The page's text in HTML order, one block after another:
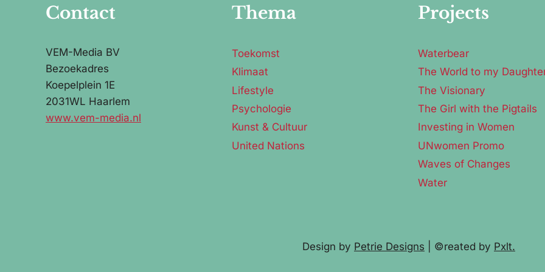
Contact
VEM-Media BV
Bezoekadres
Koepelplein 1E
2031WL Haarlem
www.vem-media.nl
Thema
Toekomst
Klimaat
Lifestyle
Psychologie
Kunst & Cultuur
United Nations
Projects
Waterbear
The World to my
The Visionary
The Girl with the Pigtails
Investing in Women
UNwomen Promo
Waves of Changes
Water
Design by Petrie Designs | ©reated by Pxlt.